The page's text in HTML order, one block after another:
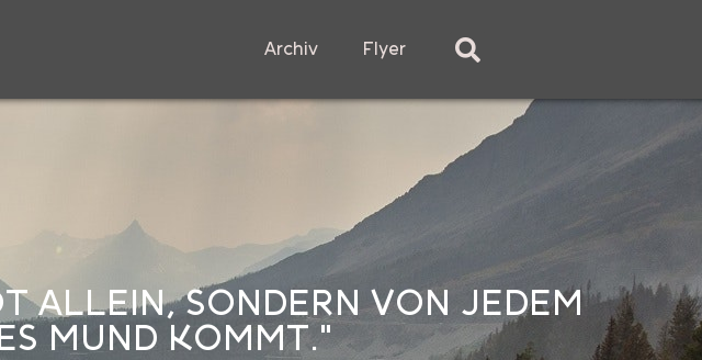
Archiv Flyer
ALLEIN, SONDERN VON JEDEM
MUND KOMMT."